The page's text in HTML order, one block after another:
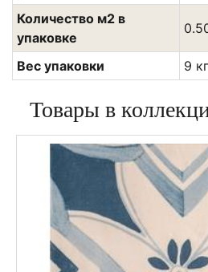
Количество м2 в
упаковке
Вес упаковки 9 кг
Товары в